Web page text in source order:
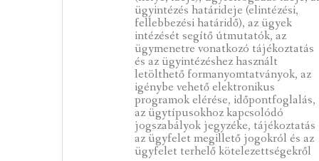
ügyintézés határideje (elintézési,
fellebbezési határidő), az ügyek
intézését segítő útmutatók, az
ügymenetre vonatkozó tájékoztatás
és az ügyintézéshez használt
letölthető formanyomtatványok, az
igénybe vehető elektronikus
programok elérése, időpontfoglalás,
az ügytípusokhoz kapcsolódó
jogszabályok jegyzéke, tájékoztatás
az ügyfelet megillető jogokról és az
ügyfelet terhelő kötelezettségekről